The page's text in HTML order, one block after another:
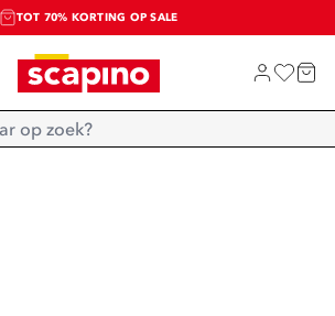
TOT 70% KORTING OP SALE
SALE: LAATSTE KANS!
SHOP NIEUW
Home